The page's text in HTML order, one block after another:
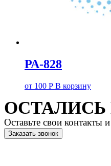
РА-828
от 100 Р В корзину
Оставьте свои
Заказать звонок